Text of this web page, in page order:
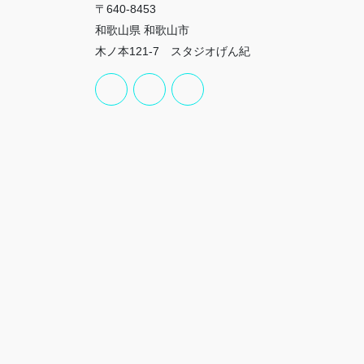
〒640-8453
和歌山県 和歌山市
木ノ本121-7 スタジオげん紀